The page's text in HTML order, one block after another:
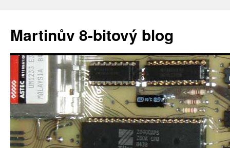
obsahu
webu
Martinův 8-bitový blog